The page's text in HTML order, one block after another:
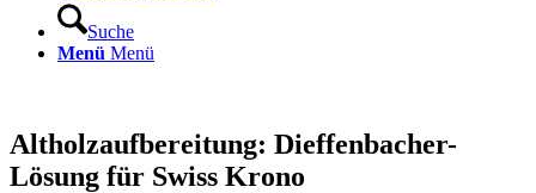
Suche
Menü Menü
Altholzaufbereitung: Dieffenbacher-
Lösung für Swiss Krono